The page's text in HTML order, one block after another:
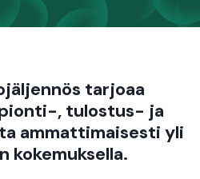
tarjoaa
, tulostus- ja
ammattimaisesti yli
kokemuksella.